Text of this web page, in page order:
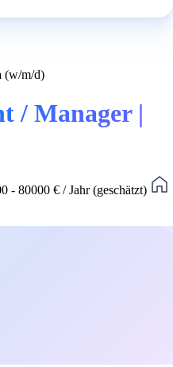
(w/m/d)
/ Manager |
- 80000 € / Jahr (geschätzt)